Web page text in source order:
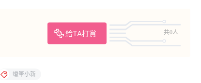
給TA打賞 共0人
蠟筆小新